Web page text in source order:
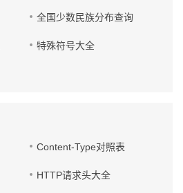
全国少数民族分布查询
特殊符号大全
Content-Type对照表
HTTP请求头大全